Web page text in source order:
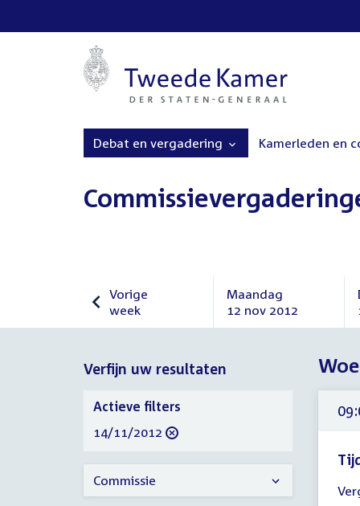
Debat en vergadering Kamerleden en
Vorige
week
Vorige
Maandag
12 nov 2012
Maandag
Verfijn uw resultaten
Verfijn
uw
resultaten
Actieve filters
verwijder
14/11/2012
Commissie